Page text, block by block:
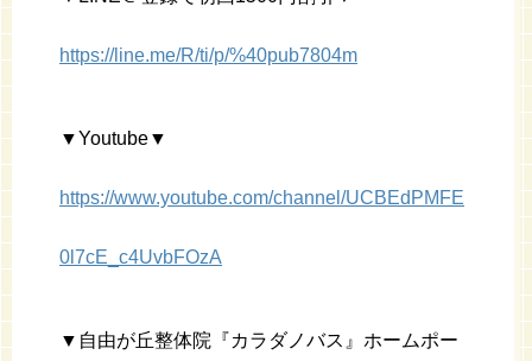
https://line.me/R/ti/p/%40pub7804m
▼Youtube▼
https://www.youtube.com/channel/UCBEdPMFE
0l7cE_c4UvbFOzA
▼自由が丘整体院『カラダノバス』ホームポー